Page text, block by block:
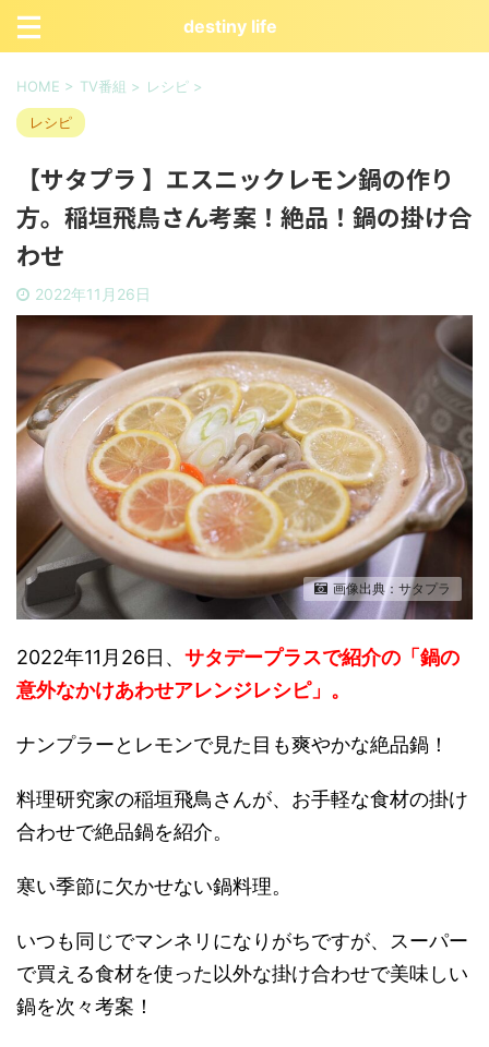
destiny life
HOME > TV番組 > レシピ >
レシピ
【サタプラ 】エスニックレモン鍋の作り
方。稲垣飛鳥さん考案！絶品！鍋の掛け合
わせ
2022年11月26日
画像出典：サタプラ
2022年11月26日、 サタデープラスで紹介の「鍋の
意外なかけあわせアレンジレシピ」。
ナンプラーとレモンで見た目も爽やかな絶品鍋！
料理研究家の稲垣飛鳥さんが、お手軽な食材の掛け
合わせで絶品鍋を紹介。
寒い季節に欠かせない鍋料理。
いつも同じでマンネリになりがちですが、スーパー
で買える食材を使った以外な掛け合わせで美味しい
鍋を次々考案！